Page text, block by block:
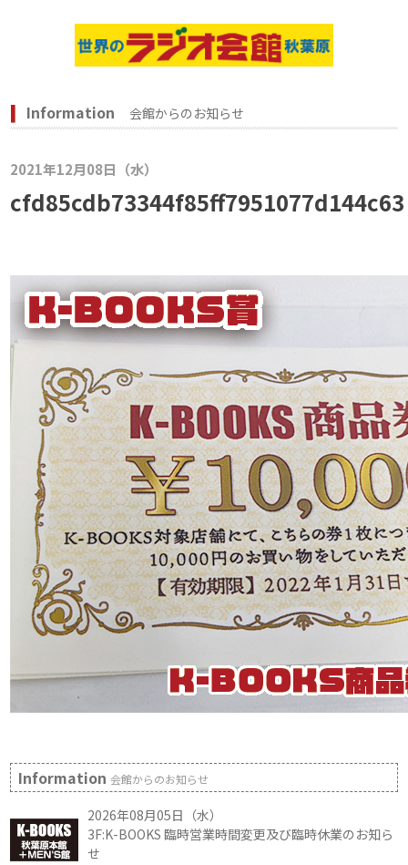
Information 会館からのお知らせ
2021年12月08日（水）
cfd85cdb73344f85ff7951077d144c63
Information会館からのお知らせ
2026年08月05日（水）
3F:K-BOOKS 臨時営業時間変更及び臨時休業のお知ら
せ